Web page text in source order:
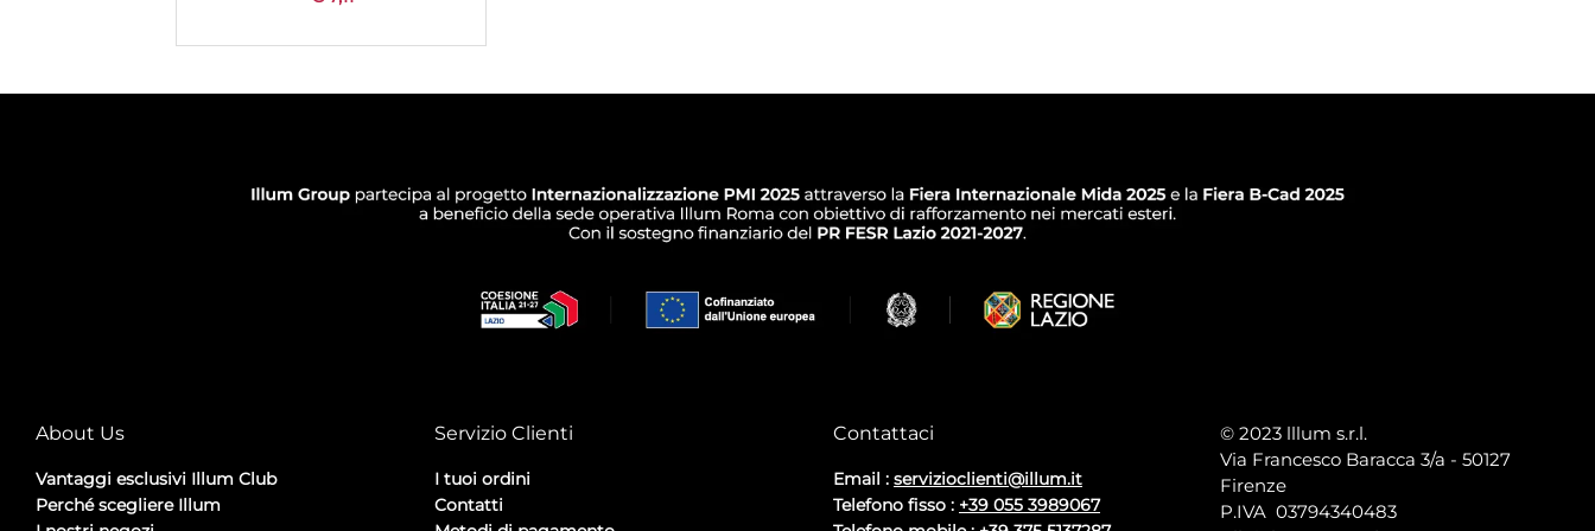
Quantity
About Us
Vantaggi esclusivi Illum Club
Perché scegliere Illum
Servizio Clienti
I tuoi ordini
Contatti
Contattaci
Email : servizioclienti@illum.it
Telefono fisso : +39 055 3989067
© 2023 lllum s.r.l.
Via Francesco Baracca 3/a - 50127
Firenze
P.IVA 03794340483